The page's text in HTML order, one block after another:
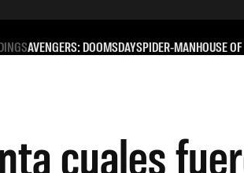
AVENGERS: DOOMSDAYSPIDER-MANHOUSE
cuales